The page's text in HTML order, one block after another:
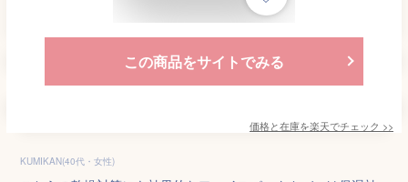
この商品をサイトでみる
価格と在庫を楽天でチェック >>
KUMIKAN(40代・女性)